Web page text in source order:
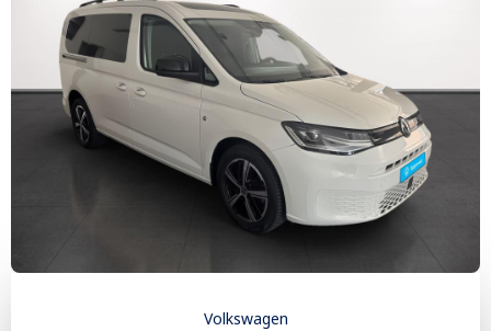
Volkswagen